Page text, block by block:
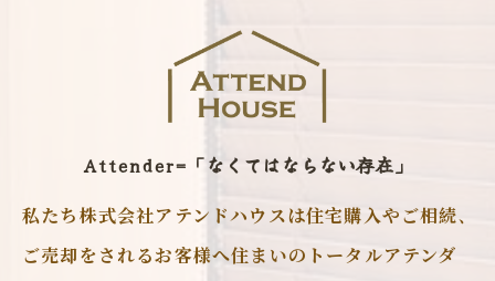
Attender=「なくてはならない存在」
私たち株式会社アテンドハウスは住宅購入やご相続､
ご売却をされるお客様へ住まいのトータルアテンダ